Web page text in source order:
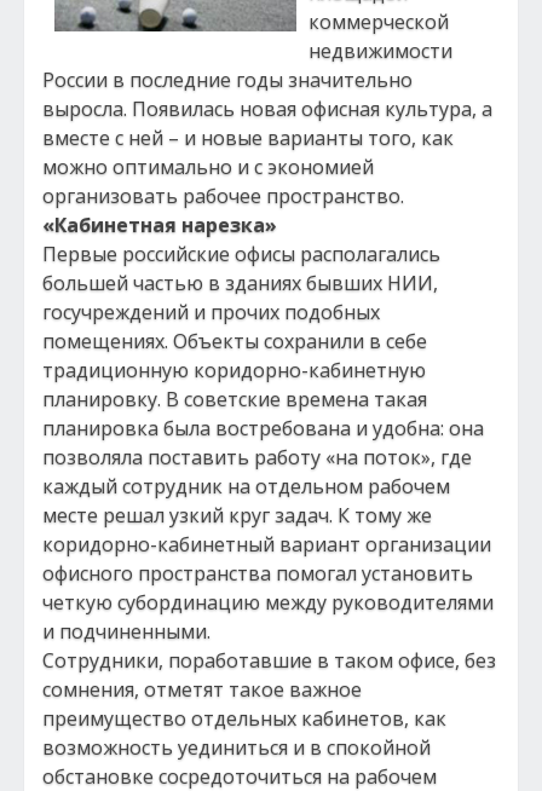
коммерческой
недвижимости
России в последние годы значительно
выросла. Появилась новая офисная культура, а
вместе с ней – и новые варианты того, как
можно оптимально и с экономией
организовать рабочее пространство.
«Кабинетная нарезка»
Первые российские офисы располагались
большей частью в зданиях бывших НИИ,
госучреждений и прочих подобных
помещениях. Объекты сохранили в себе
традиционную коридорно-кабинетную
планировку. В советские времена такая
планировка была востребована и удобна: она
позволяла поставить работу «на поток», где
каждый сотрудник на отдельном рабочем
месте решал узкий круг задач. К тому же
коридорно-кабинетный вариант организации
офисного пространства помогал установить
четкую субординацию между руководителями
и подчиненными.
Сотрудники, поработавшие в таком офисе, без
сомнения, отметят такое важное
преимущество отдельных кабинетов, как
возможность уединиться и в спокойной
обстановке сосредоточиться на рабочем